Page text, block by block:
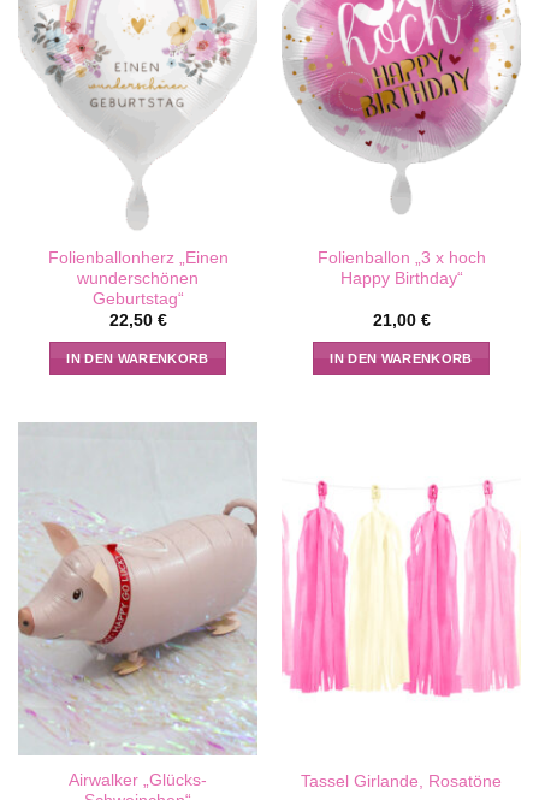
Folienballonherz „Einen
wunderschönen
Geburtstag“
22,50 €
IN DEN WARENKORB
Folienballon „3 x hoch
Happy Birthday“
21,00 €
IN DEN WARENKORB
Airwalker „Glücks-
Tassel Girlande, Rosatöne